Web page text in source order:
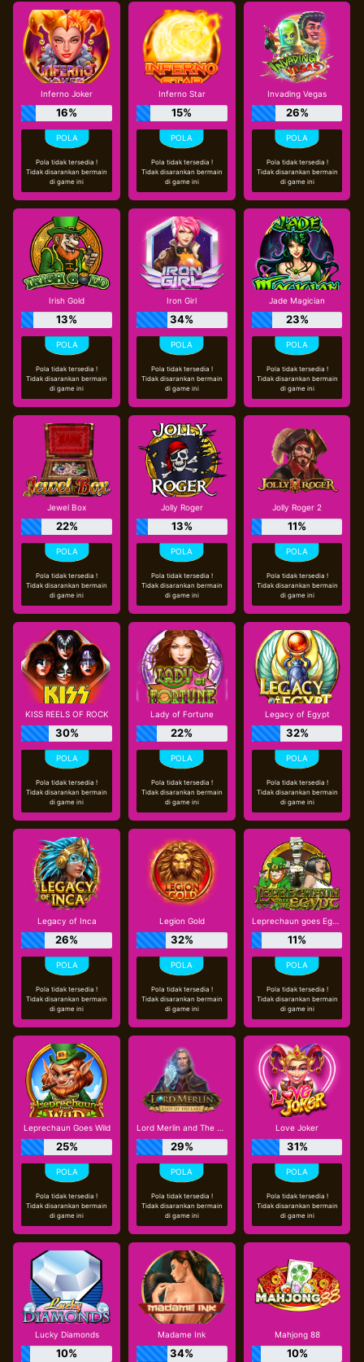
Inferno Joker
16%
Pola tidak tersedia !
Tidak disarankan bermain
di game ini
Inferno Star
15%
Pola tidak tersedia !
Tidak disarankan bermain
di game ini
Invading Vegas
26%
Pola tidak tersedia !
Tidak disarankan bermain
di game ini
Irish Gold
13%
Pola tidak tersedia !
Tidak disarankan bermain
di game ini
Iron Girl
34%
Pola tidak tersedia !
Tidak disarankan bermain
di game ini
Jade Magician
23%
Pola tidak tersedia !
Tidak disarankan bermain
di game ini
Jewel Box
22%
Pola tidak tersedia !
Tidak disarankan bermain
di game ini
Jolly Roger
13%
Pola tidak tersedia !
Tidak disarankan bermain
di game ini
Jolly Roger 2
11%
Pola tidak tersedia !
Tidak disarankan bermain
di game ini
KISS REELS OF ROCK
30%
Pola tidak tersedia !
Tidak disarankan bermain
di game ini
Lady of Fortune
22%
Pola tidak tersedia !
Tidak disarankan bermain
di game ini
Legacy of Egypt
32%
Pola tidak tersedia !
Tidak disarankan bermain
di game ini
Legacy of Inca
26%
Pola tidak tersedia !
Tidak disarankan bermain
di game ini
Legion Gold
32%
Pola tidak tersedia !
Tidak disarankan bermain
di game ini
Leprechaun goes Egypt
11%
Pola tidak tersedia !
Tidak disarankan bermain
di game ini
Leprechaun Goes Wild
25%
Pola tidak tersedia !
Tidak disarankan bermain
di game ini
Lord Merlin and The Lady of The Lake
29%
Pola tidak tersedia !
Tidak disarankan bermain
di game ini
Love Joker
31%
Pola tidak tersedia !
Tidak disarankan bermain
di game ini
Lucky Diamonds
10%
Madame Ink
34%
Mahjong 88
10%